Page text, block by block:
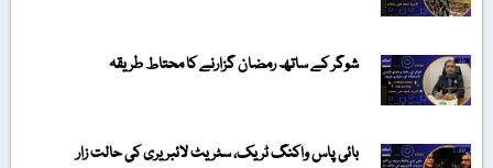
شوگر کے ساتھ رمضان گزارنے کا محتاط طریقہ
بائی پاس واکنگ ٹریک، سٹریٹ لائبریری کی حالت زار